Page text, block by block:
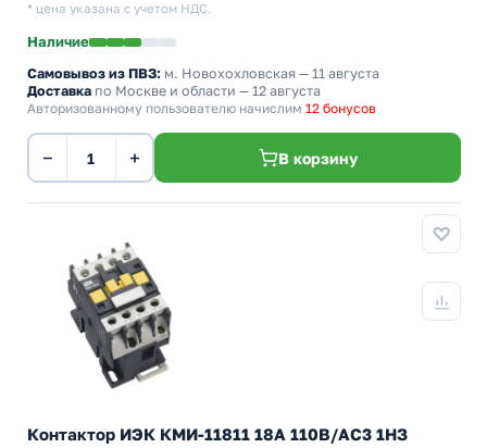
* цена указана с учетом НДС.
Наличие
Самовывоз из ПВЗ: м. Новохохловская — 11 августа
Доставка по Москве и области — 12 августа
Авторизованному пользователю начислим 12 бонусов
− + В корзину
Контактор ИЭК КМИ-11811 18А 110В/АС3 1НЗ